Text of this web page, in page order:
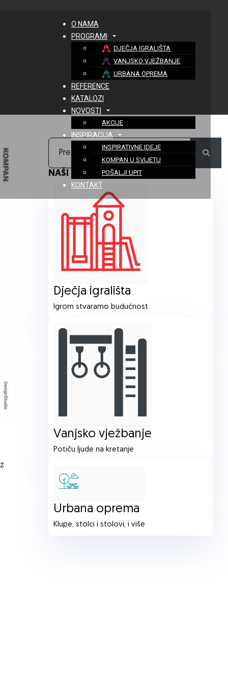
O NAMA
PROGRAMI
DJEČJA IGRALIŠTA
VANJSKO VJEŽBANJE
URBANA OPREMA
REFERENCE
KATALOZI
NOVOSTI
AKCIJE
INSPIRACIJA
INSPIRATIVNE IDEJE
KOMPAN U SVIJETU
POŠALJI UPIT
KONTAKT
NAŠI PROGRAMI
Dječja igrališta
Igrom stvaramo budućnost
Vanjsko vježbanje
Potiču ljude na kretanje
Urbana oprema
Klupe, stolci i stolovi, i više